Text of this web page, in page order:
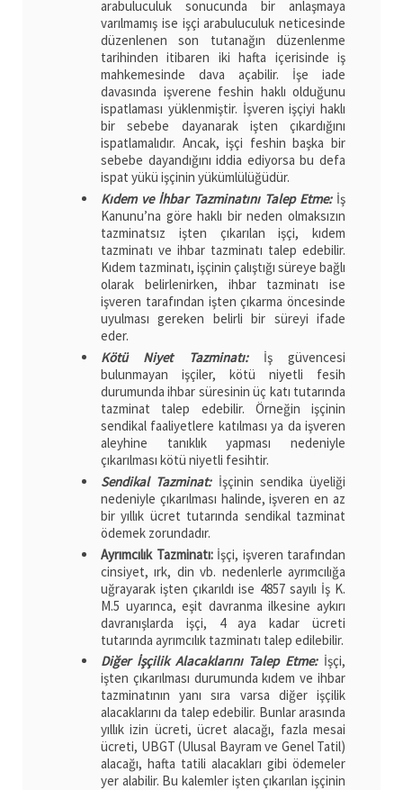
arabuluculuk sonucunda bir anlaşmaya
varılmamış ise işçi arabuluculuk neticesinde
düzenlenen son tutanağın düzenlenme
tarihinden itibaren iki hafta içerisinde iş
mahkemesinde dava açabilir. İşe iade
davasında işverene feshin haklı olduğunu
ispatlaması yüklenmiştir. İşveren işçiyi haklı
bir sebebe dayanarak işten çıkardığını
ispatlamalıdır. Ancak, işçi feshin başka bir
sebebe dayandığını iddia ediyorsa bu defa
ispat yükü işçinin yükümlülüğüdür.
Kıdem ve İhbar Tazminatını Talep Etme:İş
Kanunu’na göre haklı bir neden olmaksızın
tazminatsız işten çıkarılan işçi, kıdem
tazminatı ve ihbar tazminatı talep edebilir.
Kıdem tazminatı, işçinin çalıştığı süreye bağlı
olarak belirlenirken, ihbar tazminatı ise
işveren tarafından işten çıkarma öncesinde
uyulması gereken belirli bir süreyi ifade
eder.
Kötü Niyet Tazminatı:İş güvencesi
bulunmayan işçiler, kötü niyetli fesih
durumunda ihbar süresinin üç katı tutarında
tazminat talep edebilir. Örneğin işçinin
sendikal faaliyetlere katılması ya da işveren
aleyhine tanıklık yapması nedeniyle
çıkarılması kötü niyetli fesihtir.
Sendikal Tazminat: İşçinin sendika üyeliği
nedeniyle çıkarılması halinde, işveren en az
bir yıllık ücret tutarında sendikal tazminat
ödemek zorundadır.
Ayrımcılık Tazminatı:İşçi, işveren tarafından
cinsiyet, ırk, din vb. nedenlerle ayrımcılığa
uğrayarak işten çıkarıldı ise 4857 sayılı İş K.
M.5 uyarınca, eşit davranma ilkesine aykırı
davranışlarda işçi, 4 aya kadar ücreti
tutarında ayrımcılık tazminatı talep edilebilir.
Diğer İşçilik Alacaklarını Talep Etme:İşçi,
işten çıkarılması durumunda kıdem ve ihbar
tazminatının yanı sıra varsa diğer işçilik
alacaklarını da talep edebilir. Bunlar arasında
yıllık izin ücreti, ücret alacağı, fazla mesai
ücreti, UBGT (Ulusal Bayram ve Genel Tatil)
alacağı, hafta tatili alacakları gibi ödemeler
yer alabilir. Bu kalemler işten çıkarılan işçinin